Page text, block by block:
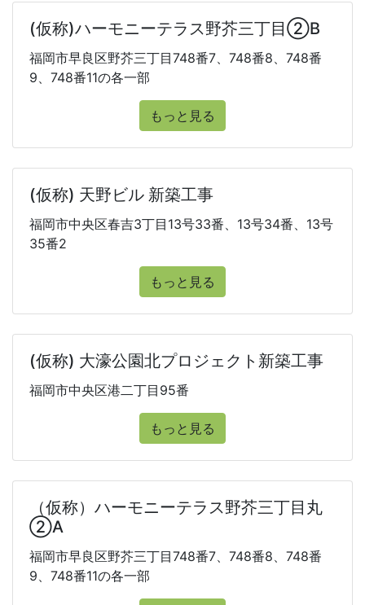
(仮称)ハーモニーテラス野芥三丁目②B
福岡市早良区野芥三丁目748番7、748番8、748番
9、748番11の各一部
もっと見る
(仮称) 天野ビル 新築工事
福岡市中央区春吉3丁目13号33番、13号34番、13号
35番2
もっと見る
(仮称) 大濠公園北プロジェクト新築工事
福岡市中央区港二丁目95番
もっと見る
（仮称）ハーモニーテラス野芥三丁目丸
②A
福岡市早良区野芥三丁目748番7、748番8、748番
9、748番11の各一部